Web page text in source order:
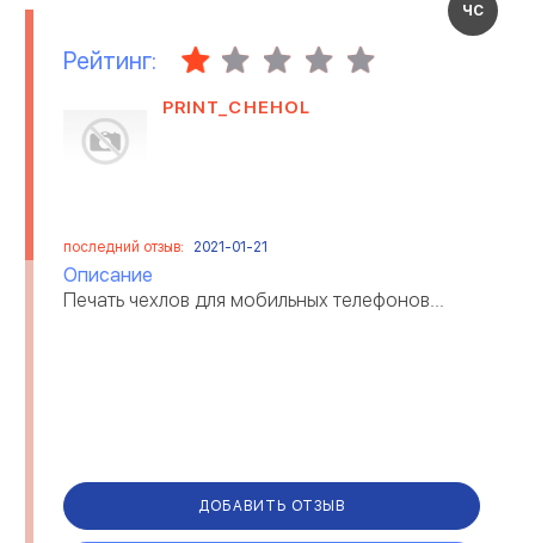
ЧС
Рейтинг:
PRINT_CHEHOL
последний отзыв: 2021-01-21
Описание
Печать чехлов для мобильных телефонов...
ДОБАВИТЬ ОТЗЫВ